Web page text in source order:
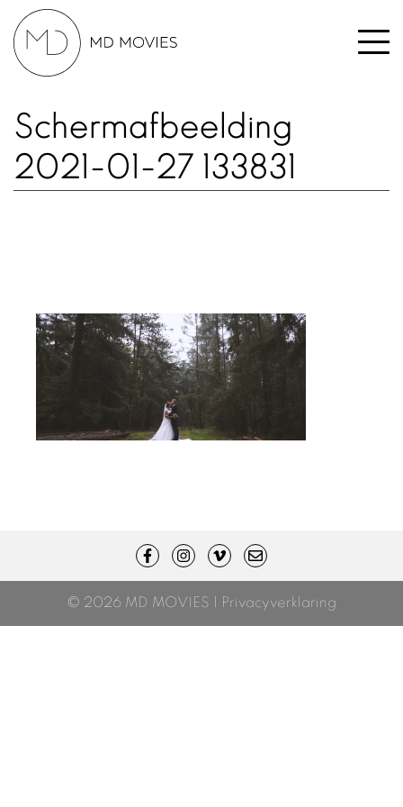
Schermafbeelding
2021-01-27 133831
© 2026 MD MOVIES | Privacyverklaring